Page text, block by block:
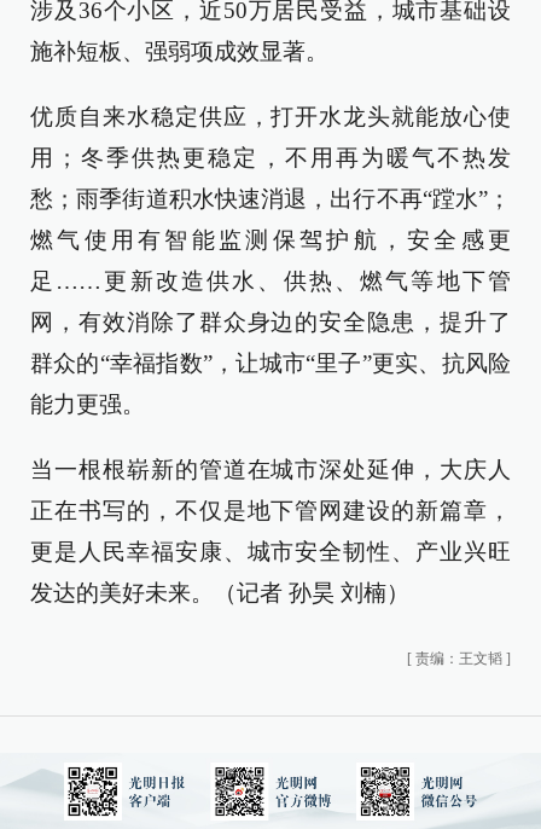
涉及36个小区，近50万居民受益，城市基础设
施补短板、强弱项成效显著。
优质自来水稳定供应，打开水龙头就能放心使
用；冬季供热更稳定，不用再为暖气不热发
愁；雨季街道积水快速消退，出行不再“蹚水”；
燃气使用有智能监测保驾护航，安全感更
足……更新改造供水、供热、燃气等地下管
网，有效消除了群众身边的安全隐患，提升了
群众的“幸福指数”，让城市“里子”更实、抗风险
能力更强。
当一根根崭新的管道在城市深处延伸，大庆人
正在书写的，不仅是地下管网建设的新篇章，
更是人民幸福安康、城市安全韧性、产业兴旺
发达的美好未来。（记者 孙昊 刘楠）
[ 责编：王文韬 ]